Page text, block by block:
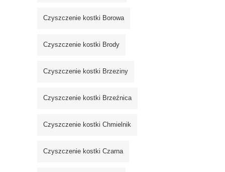
Czyszczenie kostki Borowa
Czyszczenie kostki Brody
Czyszczenie kostki Brzeziny
Czyszczenie kostki Brzeźnica
Czyszczenie kostki Chmielnik
Czyszczenie kostki Czarna